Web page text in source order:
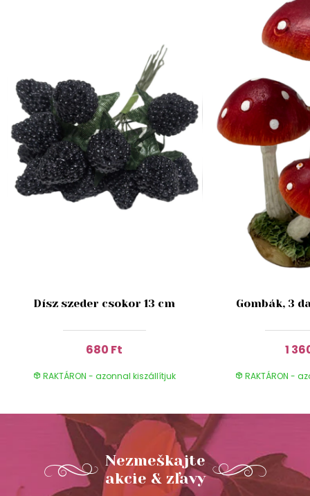
Dísz szeder csokor 13 cm
680 Ft
RAKTÁRON - azonnal kiszállítjuk
Gombák, 3
1
RAKTÁRON -
Nezmeškajte
akcie & zľavy